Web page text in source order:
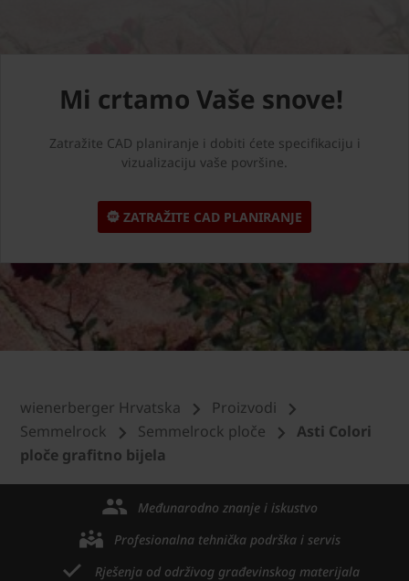
Mi crtamo Vaše snove!
Zatražite CAD planiranje i dobiti ćete specifikaciju i
vizualizaciju vaše površine.
ZATRAŽITE CAD PLANIRANJE
wienerberger Hrvatska
Proizvodi
Semmelrock
Semmelrock ploče
Asti Colori
ploče grafitno bijela
Međunarodno znanje i iskustvo
Profesionalna tehnička podrška i servis
Rješenja od održivog građevinskog materijala